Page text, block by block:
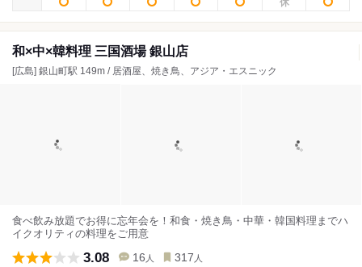
和×中×韓料理 三国酒場 銀山店
[広島] 銀山町駅 149m / 居酒屋、焼き鳥、アジア・エスニック
食べ飲み放題でお得に忘年会を！和食・焼き鳥・中華・韓国料理までハ
イクオリティの料理をご用意
3.08 16 人 317 人